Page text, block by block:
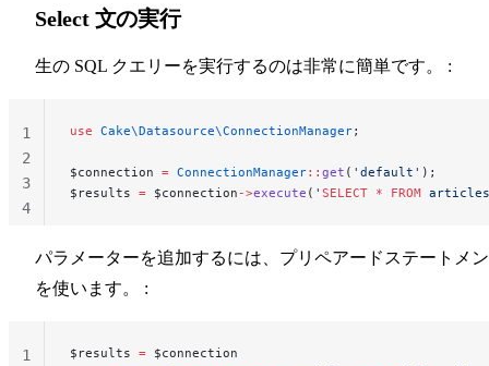
Select 文の実行
生の SQL クエリーを実行するのは非常に簡単です。 :
use Cake\Datasource\ConnectionManager;
$connection = ConnectionManager:: get ( 'default' );
$results = $connection ->execute ( ' SELECT * FROM
1
2
3
4
パラメーターを追加するには、プリペアードステートメ
を使います。 :
$results = $connection
1